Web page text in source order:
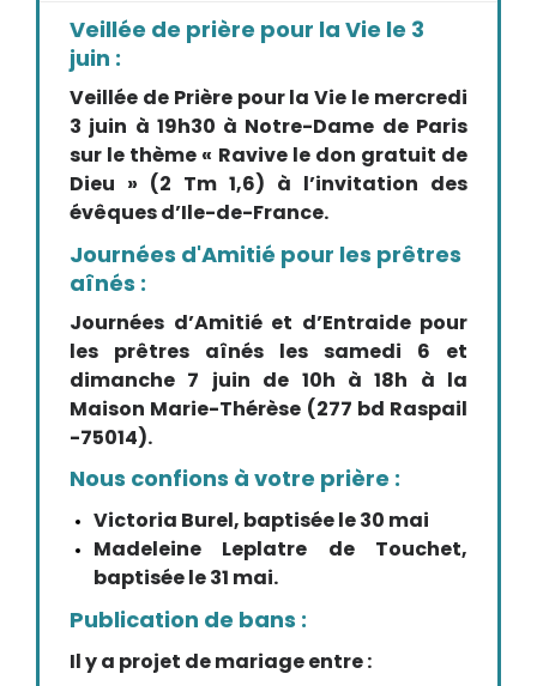
Veillée de prière pour la Vie le 3
juin :
Veillée de Prière pour la Vie le mercredi
3 juin à 19h30 à Notre-Dame de Paris
sur le thème « Ravive le don gratuit de
Dieu » (2 Tm 1,6) à l’invitation des
évêques d’Ile-de-France.
Journées d'Amitié pour les prêtres
aînés :
Journées d’Amitié et d’Entraide pour
les prêtres aînés les samedi 6 et
dimanche 7 juin de 10h à 18h à la
Maison Marie-Thérèse (277 bd Raspail
-75014).
Nous confions à votre prière :
Victoria Burel, baptisée le 30 mai
Madeleine Leplatre de Touchet,
baptisée le 31 mai.
Publication de bans :
Il y a projet de mariage entre :